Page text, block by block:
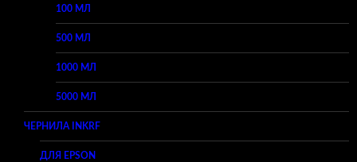
100 МЛ
500 МЛ
1000 МЛ
5000 МЛ
ЧЕРНИЛА INKRF
ДЛЯ EPSON